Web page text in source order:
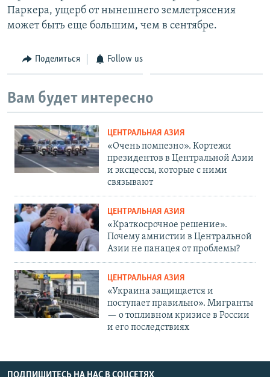
Паркера, ущерб от нынешнего землетрясения
может быть еще большим, чем в сентябре.
Поделиться Follow us
Вам будет интересно
ЦЕНТРАЛЬНАЯ АЗИЯ
«Очень помпезно». Кортежи
президентов в Центральной Азии
и эксцессы, которые с ними
связывают
ЦЕНТРАЛЬНАЯ АЗИЯ
«Краткосрочное решение».
Почему амнистии в Центральной
Азии не панацея от проблемы?
ЦЕНТРАЛЬНАЯ АЗИЯ
«Украина защищается и
поступает правильно». Мигранты
— о топливном кризисе в России
и его последствиях